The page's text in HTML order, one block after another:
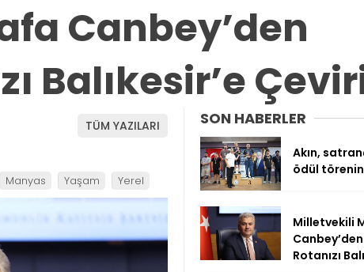
Canbey’den
Balıkesir’e
TÜM YAZILARI
Manyas Yaşam Yerel
SON HABERLER
Akın,
ödül
Milletvekili
Rotanızı